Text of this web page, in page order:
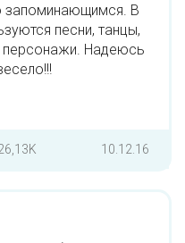
запоминающимся. В
песни, танцы,
персонажи. Надеюсь
10.12.16